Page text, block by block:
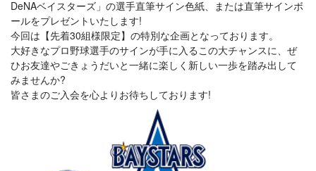
DeNAベイスターズ」の選手直筆サイン色紙、または直筆サインボ
ールをプレゼントいたします!
今回は【先着30組様限定】の特別な企画となっております。
大好きなプロ野球選手のサインが手に入るこの大チャンスに、ぜ
ひお友達やごきょうだいと一緒に楽しく新しい一歩を踏み出して
みませんか?
皆さまのご入会を心よりお待ちしております!